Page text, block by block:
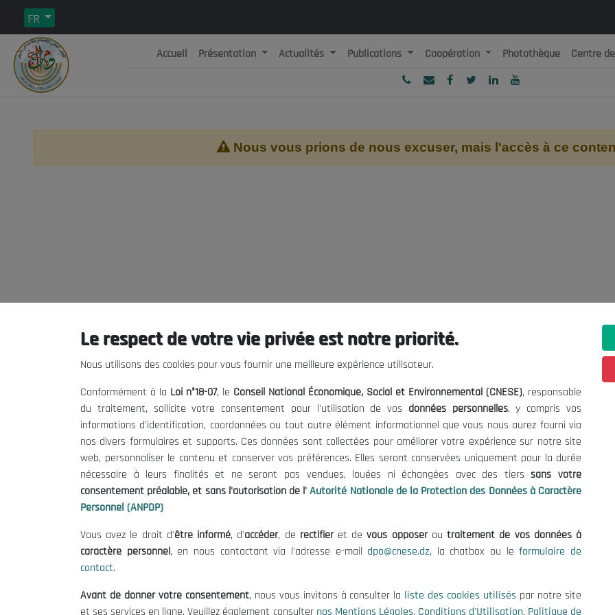
FR
République Algérienne Démocratique et Populaire
Accueil Présentation Actualités Publications Coopération Photothèque Centre
Nous vous prions de nous excuser, mais l'accès à ce
Le CNESE
Le président
Organisation
Publications
Informations utiles
Mentions Légales
Conditions d'Utilisation
Politique de Protection des Données
Politique des Cookies
contact@cnese.dz
Suggestions ou Initiatives ?
Newsletter
Inscrivez-vous, soyez le premier à
nos dernières nouvelles.
Suivez-Nous!
© 2026 Conseil National Économique, Social et Environnemental
Le respect de votre vie privée est notre priorité.
Nous utilisons des cookies pour vous fournir une meilleure expérience utilisateur.
Conformément à la Loi n°18-07, le Conseil National Économique, Social et Environnemental (CNESE), responsable
du traitement, sollicite votre consentement pour l'utilisation de vos données personnelles, y compris vos
informations d'identification, coordonnées ou tout autre élément informationnel que vous nous aurez fourni via
nos divers formulaires et supports. Ces données sont collectées pour améliorer votre expérience sur notre site
web, personnaliser le contenu et conserver vos préférences. Elles seront conservées uniquement pour la durée
nécessaire à leurs finalités et ne seront pas vendues, louées ni échangées avec des tierssans votre
consentement préalable, et sans l'autorisation de l' Autorité Nationale de la Protection des Données à Caractère
Personnel (ANPDP)
Vous avez le droit d'être informé, d'accéder, de rectifieret devous opposerautraitement de vos données à
caractère personnel, en nous contactant via l'adresse e-mail dpo@cnese.dz, la chatbox ou leformulaire de
contact.
Avant de donner votre consentement, nous vous invitons à consulter la liste des cookies utilisés par notre site
et ses services en ligne. Veuillez également consulter nos Mentions Légales, Conditions d'Utilisation, Politique de